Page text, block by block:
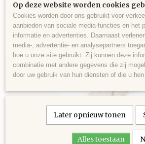
Ook interessant
Op deze website worden cookies
Cookies worden door ons gebruikt voor
aanbieden van sociale media-functies en het
informatie en advertenties. Daarnaast
media-, advertentie- en analysepartners
hoe u onze site gebruikt. Zij kunnen deze
combinatie met andere gegevens die zij
door uw gebruik van hun diensten of die u
Later opnieuw tonen
Alles toestaan